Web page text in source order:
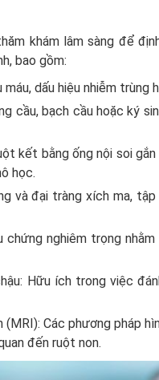
khám lâm sàng để
bao gồm:
dấu hiệu nhiễm trùng
cầu, bạch cầu hoặc ký
kết bằng ống nội soi
học.
và đại tràng xích ma,
nghiêm trọng
Hữu ích trong việc
Các phương pháp
đến ruột non.